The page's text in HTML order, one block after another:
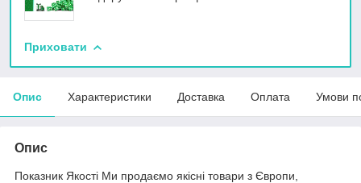
Приховати
Опис Характеристики Доставка Оплата Умови
Опис
Показник Якості Ми продаємо якісні товари з Європи,